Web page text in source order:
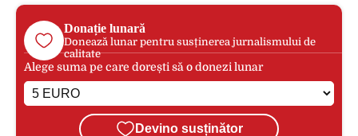
Donație lunară
Donează lunar pentru susținerea jurnalismului de
calitate
Alege suma pe care dorești să o donezi lunar
Devino susținător